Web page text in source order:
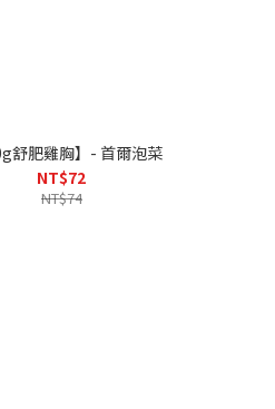
舒肥雞胸】- 首爾泡菜
NT$72
NT$74